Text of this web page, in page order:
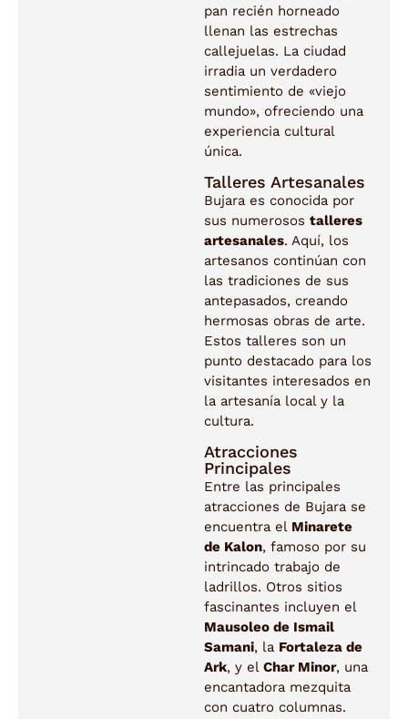
pan recién horneado
llenan las estrechas
callejuelas. La ciudad
irradia un verdadero
sentimiento de «viejo
mundo», ofreciendo una
experiencia cultural
única.
Talleres Artesanales
Bujara es conocida por
sus numerosos talleres
artesanales. Aquí, los
artesanos continúan con
las tradiciones de sus
antepasados, creando
hermosas obras de arte.
Estos talleres son un
punto destacado para los
visitantes interesados en
la artesanía local y la
cultura.
Atracciones
Principales
Entre las principales
atracciones de Bujara se
encuentra el Minarete
de Kalon, famoso por su
intrincado trabajo de
ladrillos. Otros sitios
fascinantes incluyen el
Mausoleo de Ismail
Samani, la Fortaleza de
Ark, y el Char Minor, una
encantadora mezquita
con cuatro columnas.